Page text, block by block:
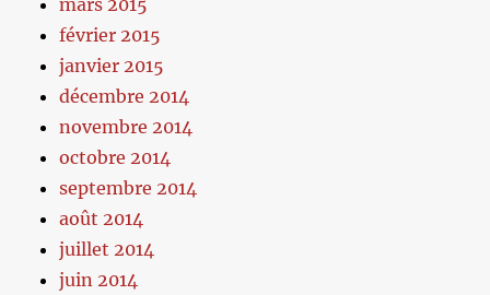
février 2015
janvier 2015
décembre 2014
novembre 2014
octobre 2014
septembre 2014
août 2014
juillet 2014
juin 2014